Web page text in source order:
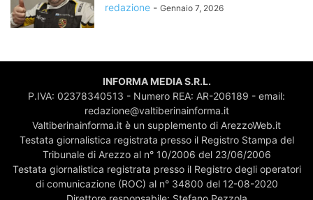
redazione - Gennaio 7, 2026
INFORMA MEDIA S.R.L.
P.IVA: 02378340513 - Numero REA: AR-206189 - email:
redazione@valtiberinainforma.it
Valtiberinainforma.it è un supplemento di ArezzoWeb.it
Testata giornalistica registrata presso il Registro Stampa del
Tribunale di Arezzo al n° 10/2006 del 23/06/2006
Testata giornalistica registrata presso il Registro degli operatori
di comunicazione (ROC) al n° 34800 del 12-08-2020